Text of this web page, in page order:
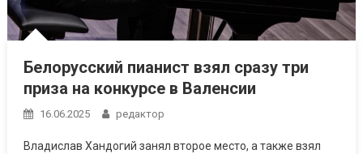
Белорусский пианист взял сразу три
приза на конкурсе в Валенсии
16.06.2025 редактор
Владислав Хандогий занял второе место, а также взял